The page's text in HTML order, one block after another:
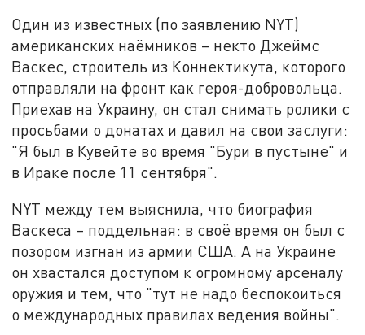
Один из известных (по заявлению NYT)
американских наёмников – некто Джеймс
Васкес, строитель из Коннектикута, которого
отправляли на фронт как героя-добровольца.
Приехав на Украину, он стал снимать ролики с
просьбами о донатах и давил на свои заслуги:
"Я был в Кувейте во время "Бури в пустыне" и
в Ираке после 11 сентября".
NYT между тем выяснила, что биография
Васкеса – поддельная: в своё время он был с
позором изгнан из армии США. А на Украине
он хвастался доступом к огромному арсеналу
оружия и тем, что "тут не надо беспокоиться
о международных правилах ведения войны".